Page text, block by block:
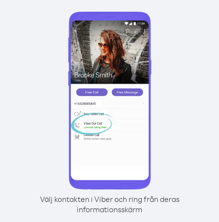
Välj kontakten i Viber och ring från deras
informationsskärm